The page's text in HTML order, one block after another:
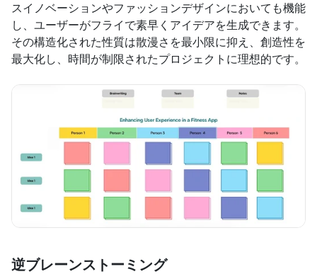
スイノベーションやファッションデザインにおいても機能
し、ユーザーがフライで素早くアイデアを生成できます。
その構造化された性質は散漫さを最小限に抑え、創造性を
最大化し、時間が制限されたプロジェクトに理想的です。
逆ブレーンストーミング